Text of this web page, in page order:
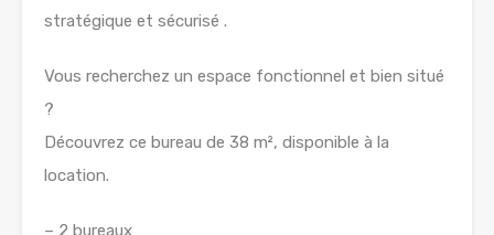
stratégique et sécurisé .
Vous recherchez un espace fonctionnel et bien situé
?
Découvrez ce bureau de 38 m², disponible à la
location.
– 2 bureaux